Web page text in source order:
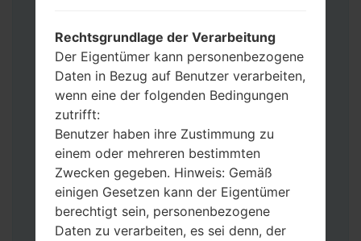
möchten, wählen Sie CSC_***, in einem
anderen Fall wählen Sie HOME_CSC_***
um Ihre Daten zu speichern.
Jetzt schalten Sie das Gerät aus und
aktivieren Sie Download-Modus. Alle
Methoden, wie es geht:
Halten Sie die Power-, Lautstärke- und
Bixbi- Tasten gedrückt.
Halten Sie Lauter- und Leiser-Tasten
gedrückt. Schließen Sie das Telefon mit
einem USB-Kabel an den PC an.
Rechtsgrundlage der Verarbeitung
Der Eigentümer kann personenbezogene
Daten in Bezug auf Benutzer verarbeiten,
wenn eine der folgenden Bedingungen
zutrifft:
Benutzer haben ihre Zustimmung zu
einem oder mehreren bestimmten
Zwecken gegeben. Hinweis: Gemäß
einigen Gesetzen kann der Eigentümer
berechtigt sein, personenbezogene
Daten zu verarbeiten, es sei denn, der